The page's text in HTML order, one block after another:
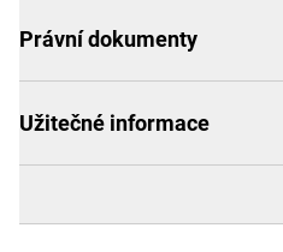
Právní dokumenty
Užitečné informace